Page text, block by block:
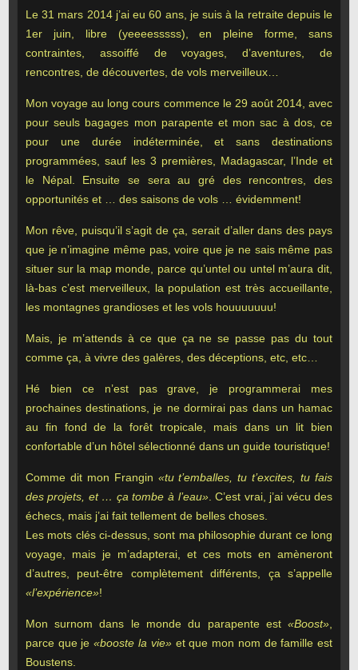
Le 31 mars 2014 j’ai eu 60 ans, je suis à la retraite depuis le
1er juin, libre (yeeeesssss), en pleine forme, sans
contraintes, assoiffé de voyages, d’aventures, de
rencontres, de découvertes, de vols merveilleux…
Mon voyage au long cours commence le 29 août 2014, avec
pour seuls bagages mon parapente et mon sac à dos, ce
pour une durée indéterminée, et sans destinations
programmées, sauf les 3 premières, Madagascar, l’Inde et
le Népal. Ensuite se sera au gré des rencontres, des
opportunités et … des saisons de vols … évidemment!
Mon rêve, puisqu’il s’agit de ça, serait d’aller dans des pays
que je n’imagine même pas, voire que je ne sais même pas
situer sur la map monde, parce qu’untel ou untel m’aura dit,
là-bas c’est merveilleux, la population est très accueillante,
les montagnes grandioses et les vols houuuuuuu!
Mais, je m’attends à ce que ça ne se passe pas du tout
comme ça, à vivre des galères, des déceptions, etc, etc…
Hé bien ce n’est pas grave, je programmerai mes
prochaines destinations, je ne dormirai pas dans un hamac
au fin fond de la forêt tropicale, mais dans un lit bien
confortable d’un hôtel sélectionné dans un guide touristique!
Comme dit mon Frangin «tu t’emballes, tu t’excites, tu fais
des projets, et … ça tombe à l’eau». C’est vrai, j’ai vécu des
échecs, mais j’ai fait tellement de belles choses.
Les mots clés ci-dessus, sont ma philosophie durant ce long
voyage, mais je m’adapterai, et ces mots en amèneront
d’autres, peut-être complètement différents, ça s’appelle
«l’expérience»!
Mon surnom dans le monde du parapente est«Boost»
parce que je«booste la vie»et que mon nom de famille est
Boustens.